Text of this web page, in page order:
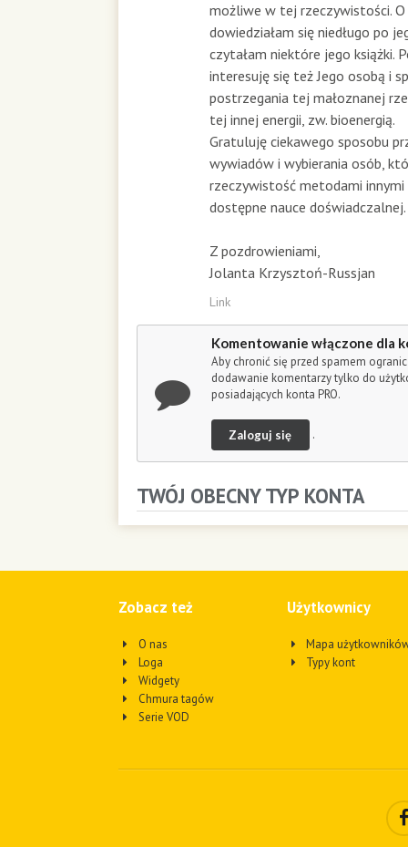
możliwe w tej rzeczywistości.
dowiedziałam się niedługo po
czytałam niektóre jego książki.
interesuję się też Jego osobą i
postrzegania tej małoznanej
tej innej energii, zw. bioenergią.
Gratuluję ciekawego sposobu
wywiadów i wybierania osób,
rzeczywistość metodami innymi
dostępne nauce doświadczalnej.
Z pozdrowieniami,
Jolanta Krzysztoń-Russjan
Link
Komentowanie włączone dla
Aby chronić się przed spamem
dodawanie komentarzy tylko do
posiadających konta PRO.
Zaloguj się .
TWÓJ OBECNY TYP KONTA
Zobacz też
O nas
Loga
Widgety
Chmura tagów
Serie VOD
Użytkownicy
Mapa
Typy kont